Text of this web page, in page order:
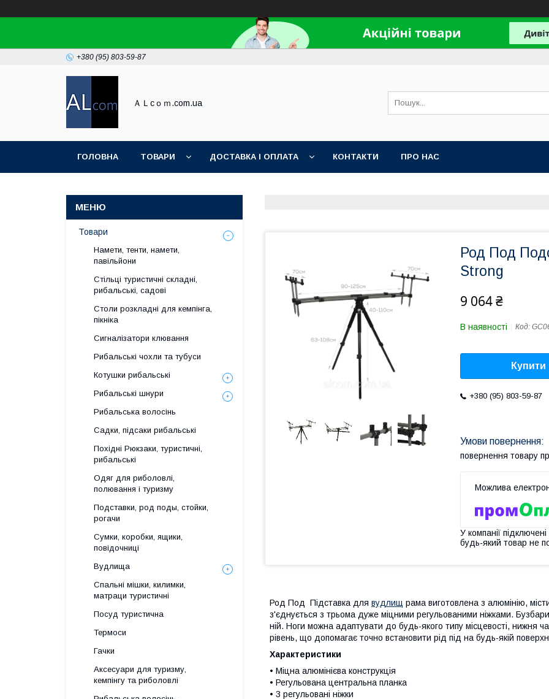
+380 (95) 803-59-87
ＡＬcｏｍ.com.ua
ГОЛОВНА ТОВАРИ ДОСТАВКА І ОПЛАТА КОНТАКТИ ПРО НАС
Род Под
Strong
9 064 ₴
В наявності Код:
Купити
+380 (95) 803-59-87
повернення товару
У компанії
будь-який товар не
Род Под Підставка для вудлищ рама виготовлена з алюмінію,
з'єднується з трьома дуже міцними регульованими ніжками.
ній. Ноги можна адаптувати до будь-якого типу місцевості, нижня
рівень, що допомагає точно встановити рід під на будь-якій
Характеристики
• Міцна алюмінієва конструкція
• Регульована центральна планка
• 3 регульовані ніжки
Товари
Намети, тенти, намети,
павільйони
Стільці туристичні складні,
рибальські, садові
Столи розкладні для кемпінга,
пікніка
Сигналізатори клювання
Рибальські чохли та тубуси
Котушки рибальські
Рибальські шнури
Рибальська волосінь
Садки, підсаки рибальські
Похідні Рюкзаки, туристичні,
рибальські
Одяг для риболовлі,
полювання і туризму
Подставки, род поды, стойки,
рогачи
Сумки, коробки, ящики,
повідочниці
Вудлища
Спальні мішки, килимки,
матраци туристичні
Посуд туристична
Термоси
Гачки
Аксесуари для туризму,
кемпінгу та риболовлі